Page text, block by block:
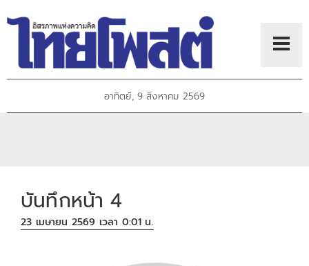
อาทิตย์, 9 สิงหาคม 2569
บันทึกหน้า 4
23 เมษายน 2569 เวลา 0:01 น.